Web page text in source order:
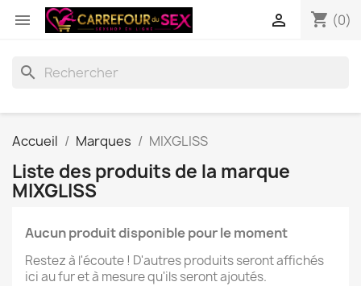
 shopping_cart (0)

search
Accueil Marques MIXGLISS
Liste des produits de la marque
MIXGLISS
Aucun produit disponible pour le moment
Restez à l'écoute ! D'autres produits seront affichés
ici au fur et à mesure qu'ils seront ajoutés.